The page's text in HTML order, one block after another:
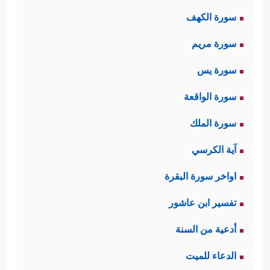
وكانت من أشدِّ النساء عداوةً لهذا الدين،
فتبَّت كما تبَّ، وخسِرَت كما خسِرَ
﴿وَٱمۡرَأَتُهُۥ حَمَّالَةَ ٱلۡحَطَبِ
مَّسَدِۭ﴾
سورة الكهف
سورة مريم
سورة يس
سورة الواقعة
سورة الملك
آية الكرسي
اواخر سورة البقرة
تفسير ابن عاشور
أدعية من السنة
الدعاء للميت